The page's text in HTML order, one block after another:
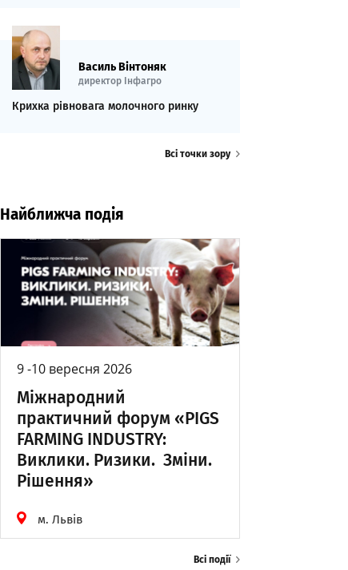
Василь Вінтоняк
директор Інфагро
Крихка рівновага молочного ринку
Всі точки зору
Найближча подія
9 -10 вересня 2026
Міжнародний
практичний форум «PIGS
FARMING INDUSTRY:
Виклики. Ризики. Зміни.
Рішення»
м. Львів
Всі події